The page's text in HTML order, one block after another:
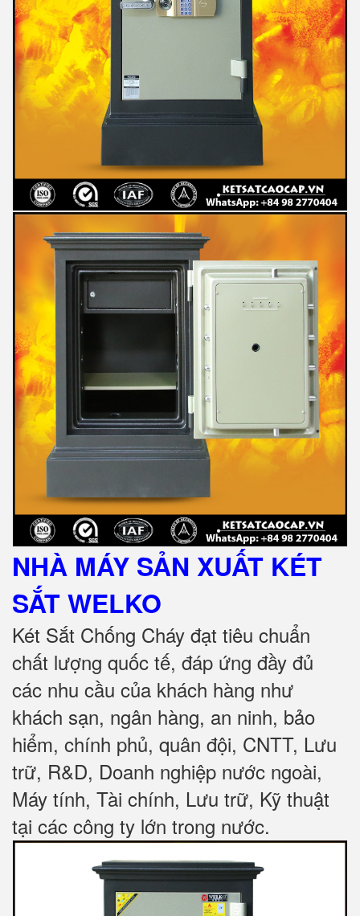
NHÀ MÁY SẢN XUẤT KÉT
SẮTWELKO
Két Sắt Chống Cháy đạt tiêu chuẩn
chất lượng quốc tế, đáp ứng đầy đủ
các nhu cầu của khách hàng như
khách sạn, ngân hàng, an ninh, bảo
hiểm, chính phủ, quân đội, CNTT, Lưu
trữ, R&D, Doanh nghiệp nước ngoài,
Máy tính, Tài chính, Lưu trữ, Kỹ thuật
tại các công ty lớn trong nước.